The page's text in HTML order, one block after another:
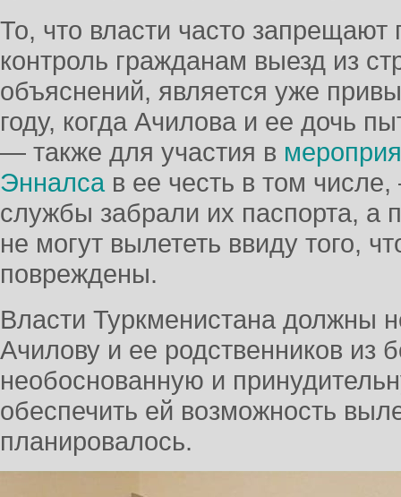
То, что власти часто
контроль гражданам выезд из
объяснений, является уже
году, когда Ачилова и ее дочь
— также для участия в
Энналса в ее честь в том
службы забрали их паспорта, а
не могут вылететь ввиду того,
повреждены.
Власти Туркменистана должны
Ачилову и ее родственников из
необоснованную и
обеспечить ей возможность
планировалось.